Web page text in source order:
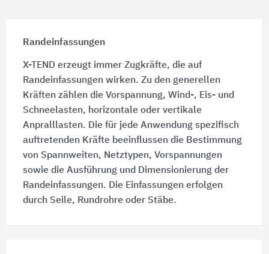
Randeinfassungen
X-TEND erzeugt immer Zugkräfte, die auf
Randeinfassungen wirken. Zu den generellen
Kräften zählen die Vorspannung, Wind-, Eis- und
Schneelasten, horizontale oder vertikale
Anpralllasten. Die für jede Anwendung spezifisch
auftretenden Kräfte beeinflussen die Bestimmung
von Spannweiten, Netztypen, Vorspannungen
sowie die Ausführung und Dimensionierung der
Randeinfassungen. Die Einfassungen erfolgen
durch Seile, Rundrohre oder Stäbe.